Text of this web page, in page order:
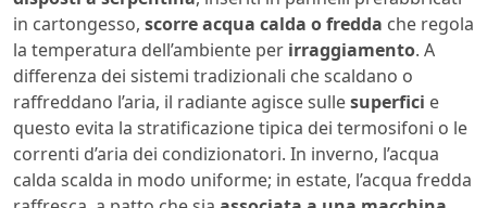
in cartongesso, scorre acqua calda o fredda che regola
la temperatura dell’ambiente per irraggiamento. A
differenza dei sistemi tradizionali che scaldano o
raffreddano l’aria, il radiante agisce sullesuperfici e
questo evita la stratificazione tipica dei termosifoni o le
correnti d’aria dei condizionatori. In inverno, l’acqua
calda scalda in modo uniforme; in estate, l’acqua fredda